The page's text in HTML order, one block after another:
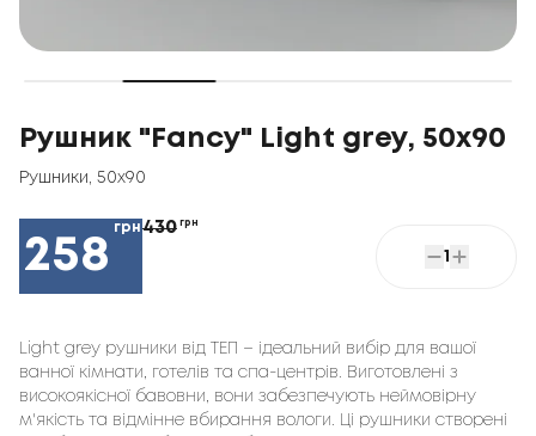
Рушник "Fancy" Light grey, 50x90
Рушники 50x90
258
грн430 грн
1
Light grey рушники від ТЕП
– ідеальний вибір для вашої
ванної кімнати, готелів та спа-центрів. Виготовлені з
високоякісної бавовни, вони забезпечують неймовірну
м'якість та відмінне вбирання вологи. Ці рушники створені